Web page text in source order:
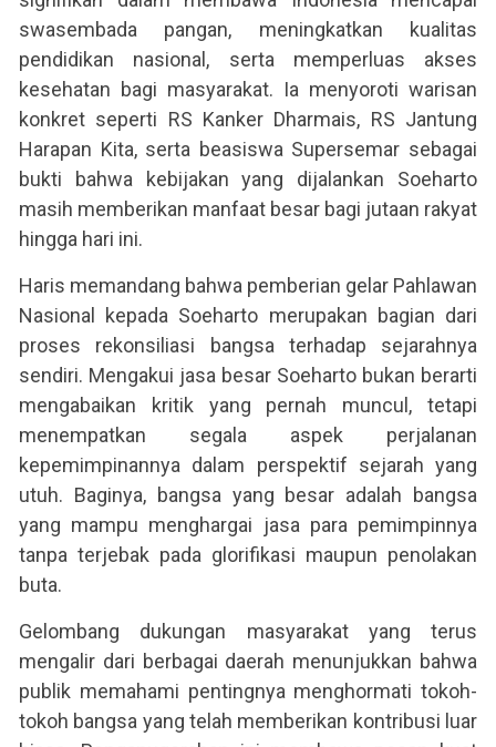
swasembada pangan, meningkatkan kualitas
pendidikan nasional, serta memperluas akses
kesehatan bagi masyarakat. Ia menyoroti warisan
konkret seperti RS Kanker Dharmais, RS Jantung
Harapan Kita, serta beasiswa Supersemar sebagai
bukti bahwa kebijakan yang dijalankan Soeharto
masih memberikan manfaat besar bagi jutaan rakyat
hingga hari ini.
Haris memandang bahwa pemberian gelar Pahlawan
Nasional kepada Soeharto merupakan bagian dari
proses rekonsiliasi bangsa terhadap sejarahnya
sendiri. Mengakui jasa besar Soeharto bukan berarti
mengabaikan kritik yang pernah muncul, tetapi
menempatkan segala aspek perjalanan
kepemimpinannya dalam perspektif sejarah yang
utuh. Baginya, bangsa yang besar adalah bangsa
yang mampu menghargai jasa para pemimpinnya
tanpa terjebak pada glorifikasi maupun penolakan
buta.
Gelombang dukungan masyarakat yang terus
mengalir dari berbagai daerah menunjukkan bahwa
publik memahami pentingnya menghormati tokoh-
tokoh bangsa yang telah memberikan kontribusi luar